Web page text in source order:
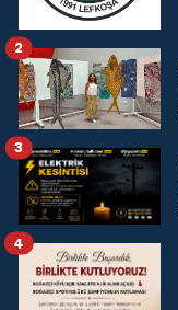
2
3
4